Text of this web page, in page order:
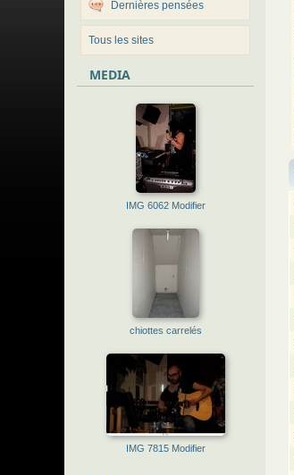
Dernières pensées
Tous les sites
MEDIA
IMG 6062 Modifier
chiottes carrelés
IMG 7815 Modifier